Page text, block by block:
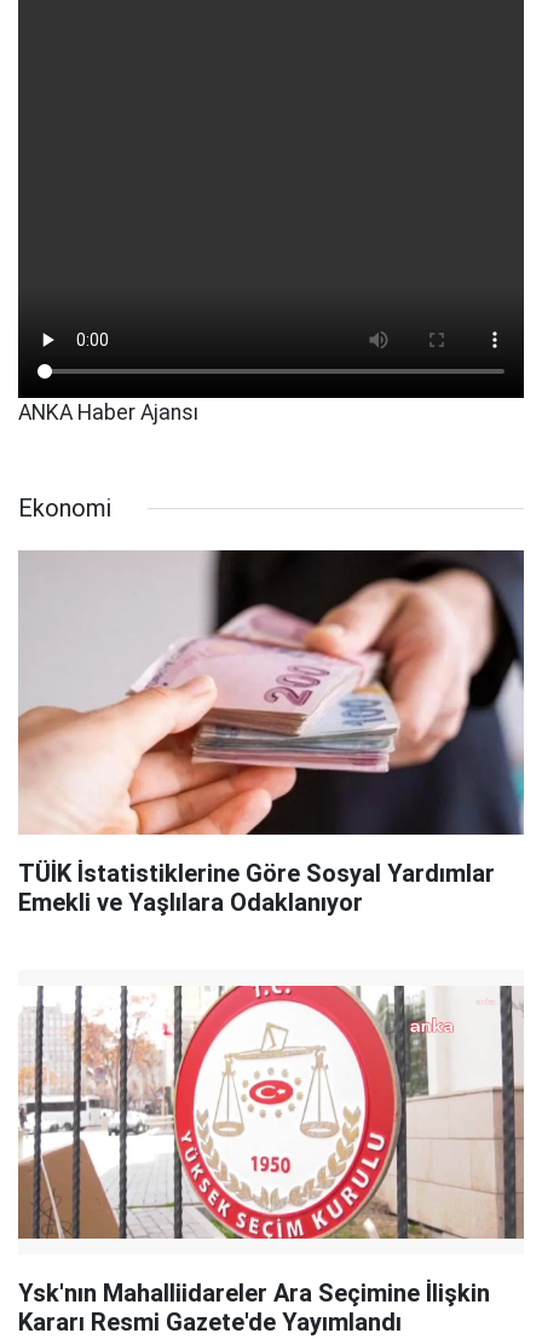
ANKA Haber Ajansı
Ekonomi
TÜİK İstatistiklerine Göre Sosyal Yardımlar
Emekli ve Yaşlılara Odaklanıyor
Ysk'nın Mahalliidareler Ara Seçimine İlişkin
Kararı Resmi Gazete'de Yayımlandı